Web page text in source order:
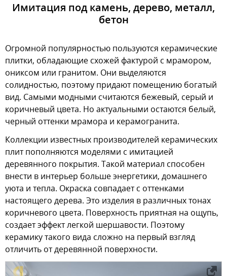
Имитация под камень, дерево, металл,
бетон
Огромной популярностью пользуются керамические
плитки, обладающие схожей фактурой с мрамором,
ониксом или гранитом. Они выделяются
солидностью, поэтому придают помещению богатый
вид. Самыми модными считаются бежевый, серый и
коричневый цвета. Но актуальными остаются белый,
черный оттенки мрамора и керамогранита.
Коллекции известных производителей керамических
плит пополняются моделями с имитацией
деревянного покрытия. Такой материал способен
внести в интерьер больше энергетики, домашнего
уюта и тепла. Окраска совпадает с оттенками
настоящего дерева. Это изделия в различных тонах
коричневого цвета. Поверхность приятная на ощупь,
создает эффект легкой шершавости. Поэтому
керамику такого вида сложно на первый взгляд
отличить от деревянной поверхности.